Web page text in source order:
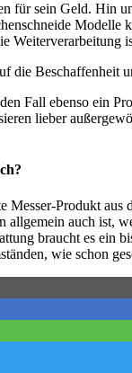
für sein Geld. Hin
die
Fall ebenso ein
lieber
Produkt
auch ist,
braucht es ein
wie schon